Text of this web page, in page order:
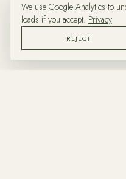
We use Google Analytics to
loads if you accept. Privacy
REJECT